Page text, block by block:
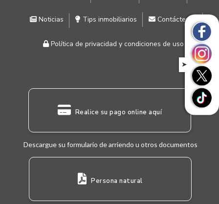
Noticias Tips inmobiliarios Contáctenos
Política de privacidad y condiciones de uso
Realice su pago online aquí
Descargue su formulario de arriendo u otros documentos
Persona natural
➤